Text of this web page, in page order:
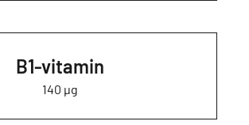
B1-vitamin
140 µg